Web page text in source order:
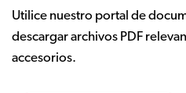
Utilice nuestro portal de
descargar archivos PDF
accesorios.